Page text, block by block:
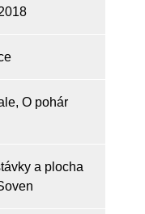
O pohár
a plocha